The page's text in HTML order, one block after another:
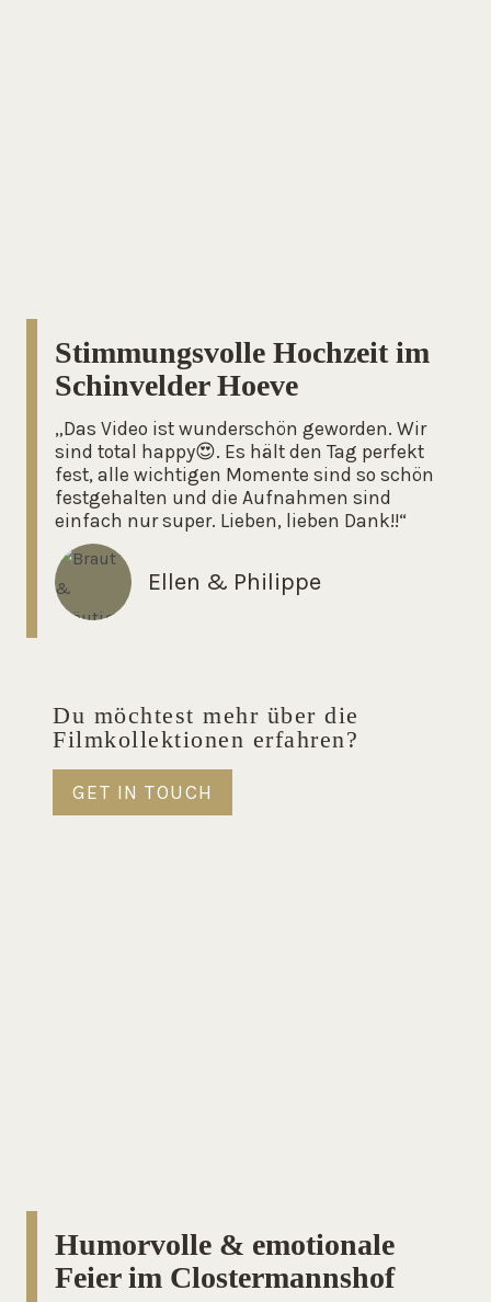
Stimmungsvolle Hochzeit im
Schinvelder Hoeve
„Das Video ist wunderschön geworden. Wir
sind total happy😍. Es hält den Tag perfekt
fest, alle wichtigen Momente sind so schön
festgehalten und die Aufnahmen sind
einfach nur super. Lieben, lieben Dank!!“
Ellen & Philippe
Du möchtest mehr über die
Filmkollektionen erfahren?
GET IN TOUCH
Humorvolle & emotionale
Feier im Clostermannshof